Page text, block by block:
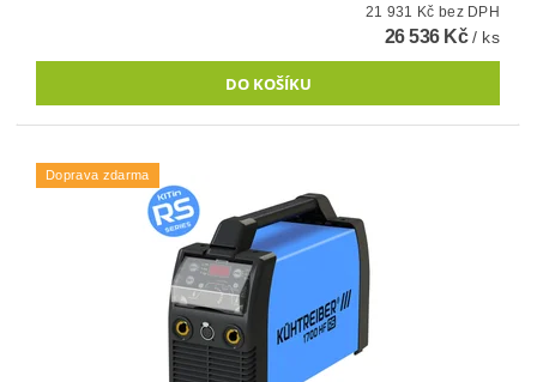
21 931 Kč bez DPH
26 536 Kč/ ks
Doprava zdarma